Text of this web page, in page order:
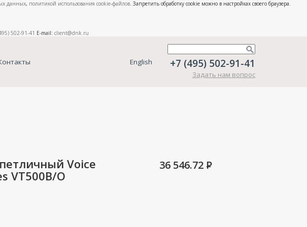
данных, политикой использования cookie-файлов. Запретить обработку cookie можно в настройках своего браузера.
502-91-41 E-mail: client@dnk.ru
English +7 (495) 502-91-41
Задать нам вопрос
Voice
VT500B/O
36 546.72 P